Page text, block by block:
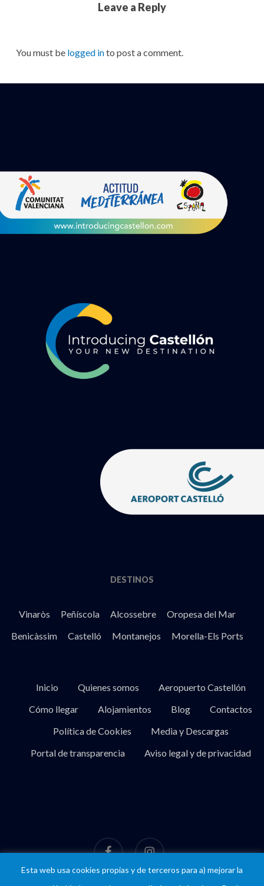
Leave a Reply
You must be logged into post a comment.
DESTINOS
Vinaròs Peñíscola Alcossebre
Oropesa del Mar
Benicàssim
Castelló Montanejos Morella-Els Ports
Inicio Quienes somos
Aeropuerto Castellón
Cómo llegar
Alojamientos Blog
Contactos
Política de Cookies
Media y Descargas
Portal de transparencia
Aviso legal y de privacidad
facebook instagram
Esta web usa cookies propias y de terceros para a) mejorar la